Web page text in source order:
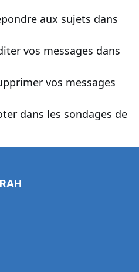
aux sujets dans
vos messages dans
vos messages
dans les sondages de